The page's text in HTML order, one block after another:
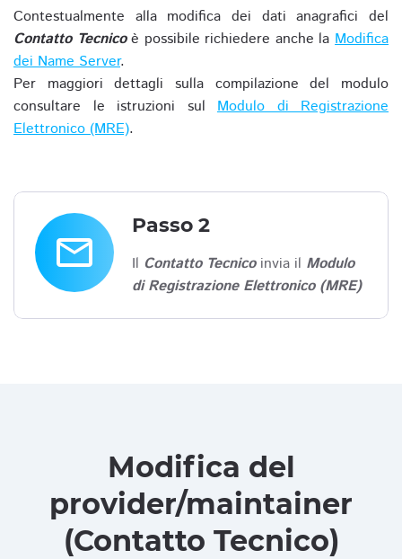
Contestualmente alla modifica dei dati anagrafici del
Contatto Tecnicoè possibile richiedere anche laModifica
dei Name Server.
Per maggiori dettagli sulla compilazione del modulo
consultare le istruzioni sul Modulo di Registrazione
Elettronico (MRE).
email
Passo 2
Il Contatto Tecnicoinvia il Modulo
di Registrazione Elettronico (MRE)
Modifica del
provider/maintainer
(Contatto Tecnico)